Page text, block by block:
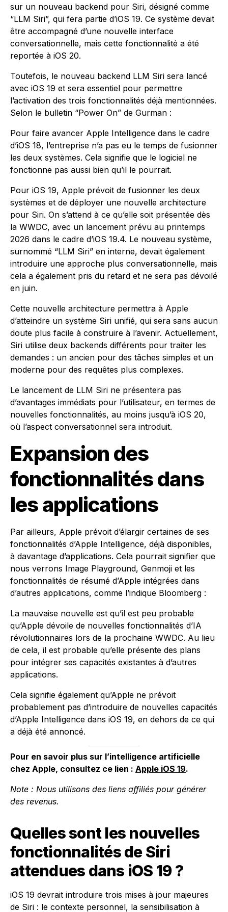
sur un nouveau backend pour Siri, désigné comme
“LLM Siri”, qui fera partie d’iOS 19. Ce système devait
être accompagné d’une nouvelle interface
conversationnelle, mais cette fonctionnalité a été
reportée à iOS 20.
Toutefois, le nouveau backend LLM Siri sera lancé
avec iOS 19 et sera essentiel pour permettre
l’activation des trois fonctionnalités déjà mentionnées.
Selon le bulletin “Power On” de Gurman :
Pour faire avancer Apple Intelligence dans le cadre
d’iOS 18, l’entreprise n’a pas eu le temps de fusionner
les deux systèmes. Cela signifie que le logiciel ne
fonctionne pas aussi bien qu’il le pourrait.
Pour iOS 19, Apple prévoit de fusionner les deux
systèmes et de déployer une nouvelle architecture
pour Siri. On s’attend à ce qu’elle soit présentée dès
la WWDC, avec un lancement prévu au printemps
2026 dans le cadre d’iOS 19.4. Le nouveau système,
surnommé “LLM Siri” en interne, devait également
introduire une approche plus conversationnelle, mais
cela a également pris du retard et ne sera pas dévoilé
en juin.
Cette nouvelle architecture permettra à Apple
d’atteindre un système Siri unifié, qui sera sans aucun
doute plus facile à construire à l’avenir. Actuellement,
Siri utilise deux backends différents pour traiter les
demandes : un ancien pour des tâches simples et un
moderne pour des requêtes plus complexes.
Le lancement de LLM Siri ne présentera pas
d’avantages immédiats pour l’utilisateur, en termes de
nouvelles fonctionnalités, au moins jusqu’à iOS 20,
où l’aspect conversationnel sera introduit.
Expansion des
fonctionnalités dans
les applications
Par ailleurs, Apple prévoit d’élargir certaines de ses
fonctionnalités d’Apple Intelligence, déjà disponibles,
à davantage d’applications. Cela pourrait signifier que
nous verrons Image Playground, Genmoji et les
fonctionnalités de résumé d’Apple intégrées dans
d’autres applications, comme l’indique Bloomberg :
La mauvaise nouvelle est qu’il est peu probable
qu’Apple dévoile de nouvelles fonctionnalités d’IA
révolutionnaires lors de la prochaine WWDC. Au lieu
de cela, il est probable qu’elle présente des plans
pour intégrer ses capacités existantes à d’autres
applications.
Cela signifie également qu’Apple ne prévoit
probablement pas d’introduire de nouvelles capacités
d’Apple Intelligence dans iOS 19, en dehors de ce qui
a déjà été annoncé.
Pour en savoir plus sur l’intelligence artificielle
chez Apple, consultez ce lien : Apple iOS 19.
Note : Nous utilisons des liens affiliés pour générer
des revenus.
Quelles sont les nouvelles
fonctionnalités de Siri
attendues dans iOS 19 ?
iOS 19 devrait introduire trois mises à jour majeures
de Siri : le contexte personnel, la sensibilisation à